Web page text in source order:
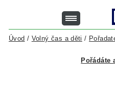
Úvod / Volný čas a děti /
Pořádáte